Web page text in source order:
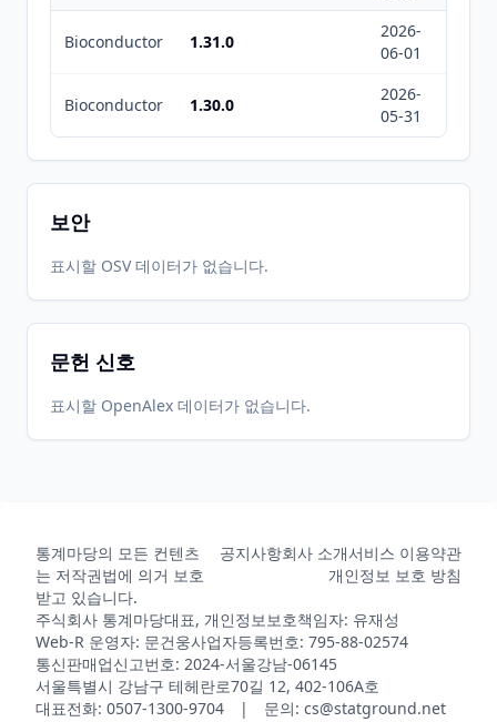
Bioconductor 1.31.0
2026-
06-01
Bioconductor 1.30.0
2026-
05-31
보안
표시할 OSV 데이터가 없습니다.
문헌 신호
표시할 OpenAlex 데이터가 없습니다.
통계마당의 모든 컨텐츠
는 저작권법에 의거 보호
받고 있습니다.
공지사항회사 소개서비스 이용약관
개인정보 보호 방침
주식회사 통계마당대표, 개인정보보호책임자: 유재성
Web-R 운영자: 문건웅사업자등록번호: 795-88-02574
통신판매업신고번호: 2024-서울강남-06145
서울특별시 강남구 테헤란로70길 12, 402-106A호
대표전화: 0507-1300-9704 | 문의: cs@statground.net